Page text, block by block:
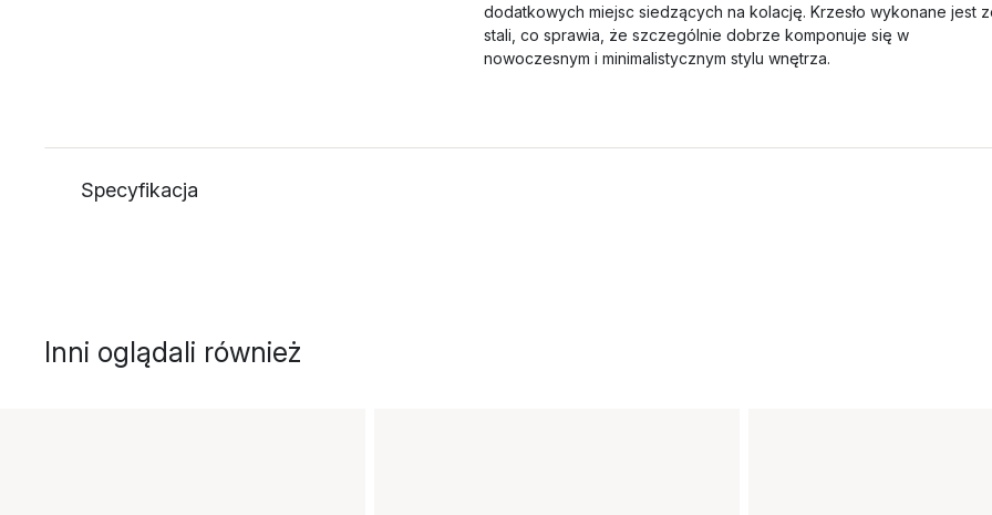
dodatkowych miejsc siedzących na kolację. Krzesło wykonane jest
stali, co sprawia, że szczególnie dobrze komponuje się w
nowoczesnym i minimalistycznym stylu wnętrza.
Specyfikacja
Inni oglądali również